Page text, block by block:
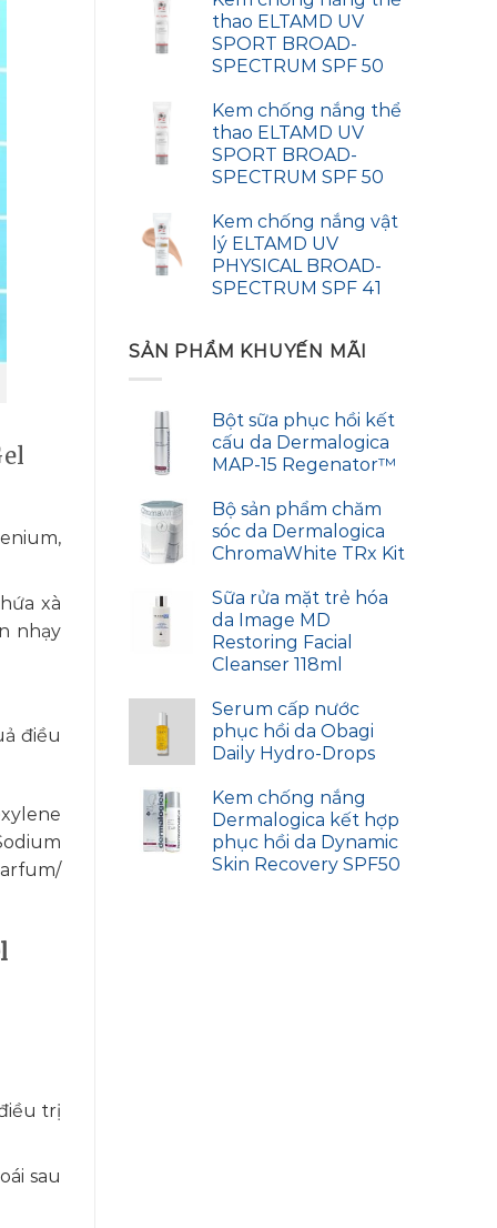
thao ELTAMD UV
SPORT BROAD-
SPECTRUM SPF 50
Kem chống nắng thể
thao ELTAMD UV
SPORT BROAD-
SPECTRUM SPF 50
Kem chống nắng vật
lý ELTAMD UV
PHYSICAL BROAD-
SPECTRUM SPF 41
SẢN PHẨM KHUYẾN MÃI
Bột sữa phục hồi kết
cấu da Dermalogica
MAP-15 Regenator™
Bộ sản phẩm chăm
sóc da Dermalogica
ChromaWhite TRx Kit
Sữa rửa mặt trẻ hóa
da Image MD
Restoring Facial
Cleanser 118ml
Serum cấp nước
phục hồi da Obagi
Daily Hydro-Drops
Kem chống nắng
Dermalogica kết hợp
phục hồi da Dynamic
Skin Recovery SPF50
xà
nhạy
điều
trị
sau